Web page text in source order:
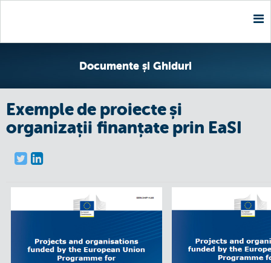
Documente și Ghiduri
Exemple de proiecte și
organizații finanțate prin EaSI